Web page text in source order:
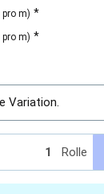
m) *
m) *
Variation.
Rolle